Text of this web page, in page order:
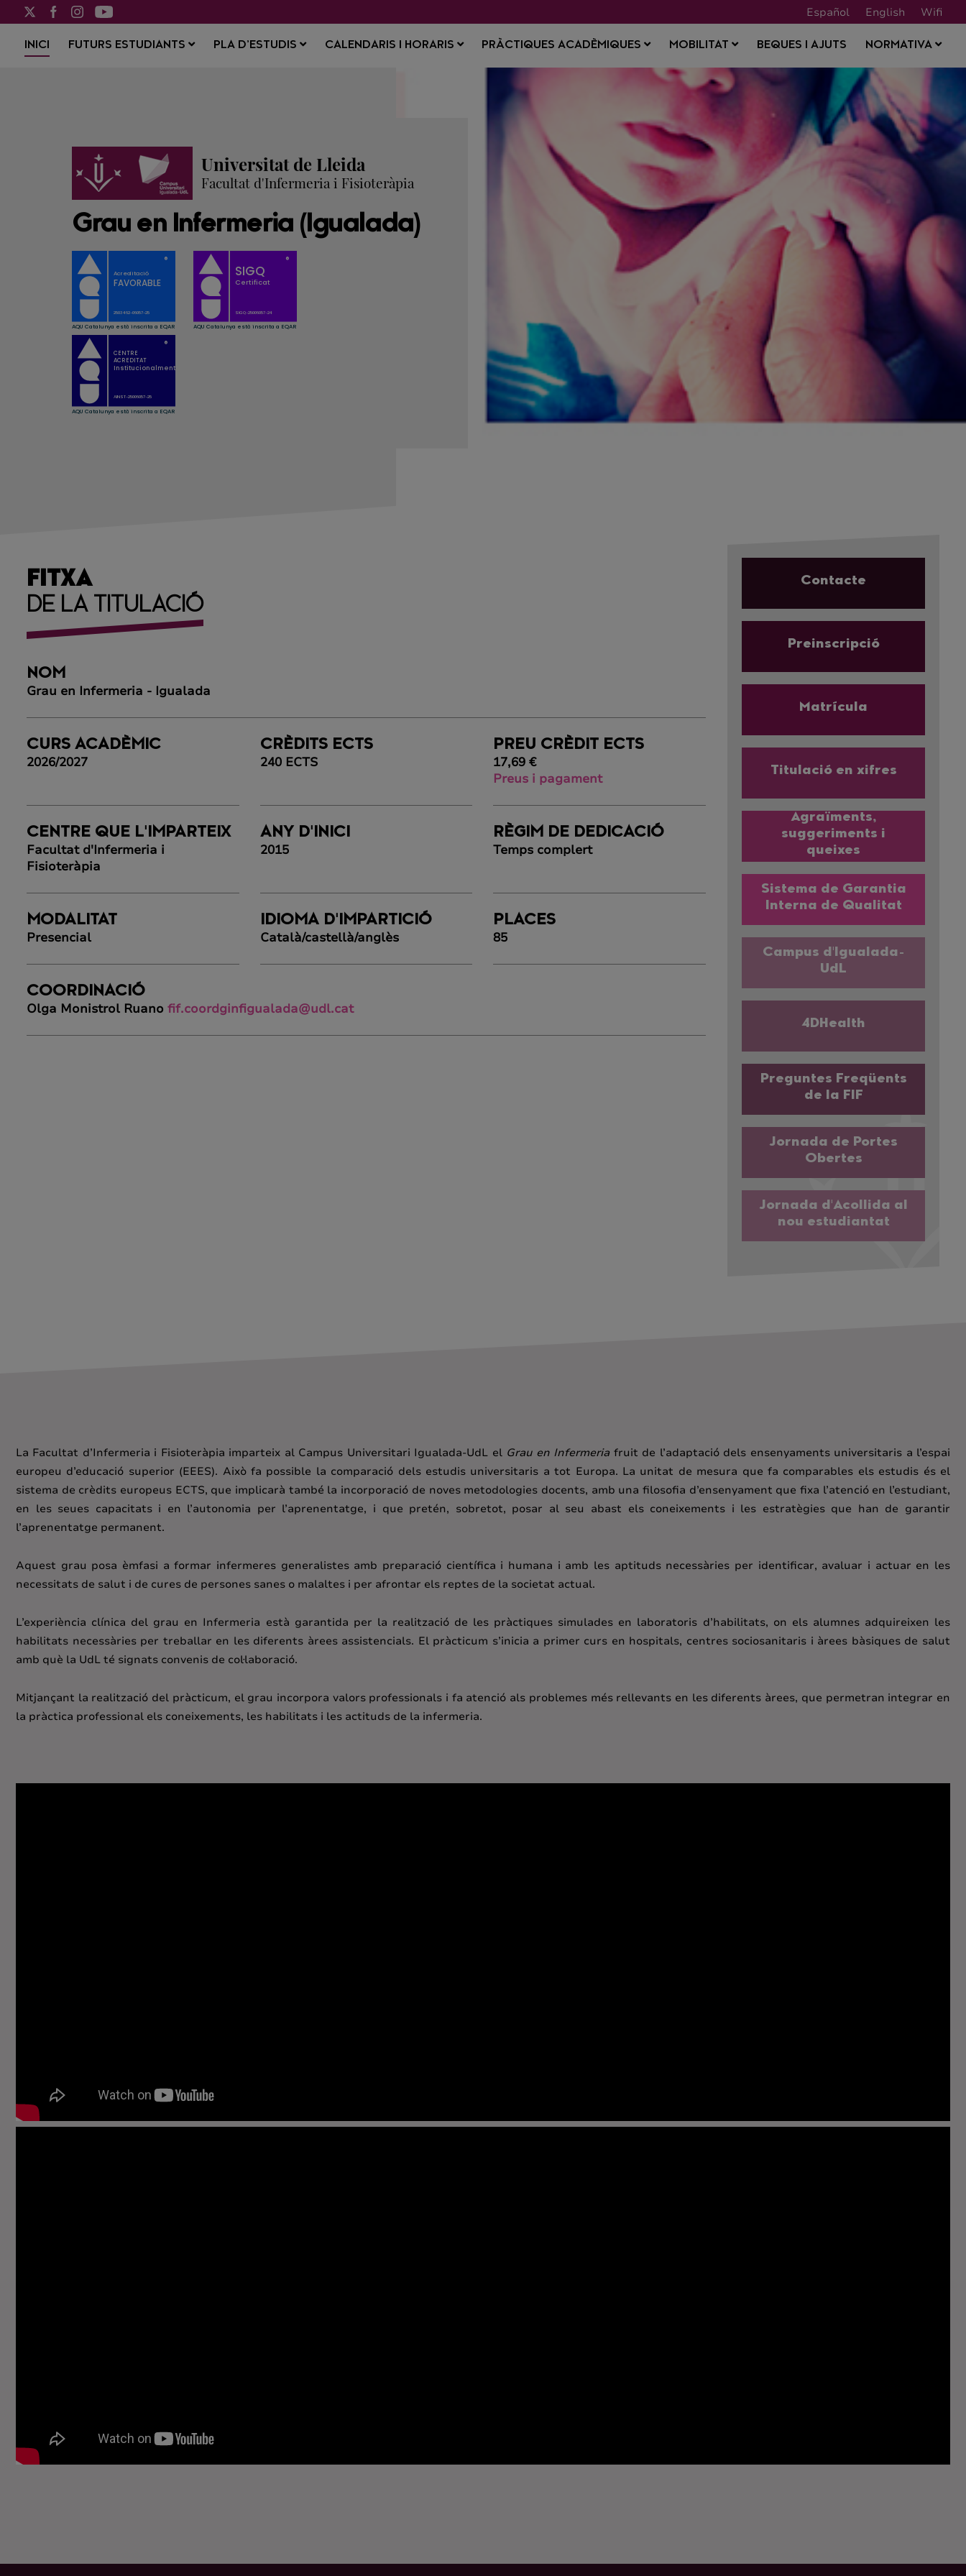
Español English Wifi
INICI FUTURS ESTUDIANTS PLA D’ESTUDIS CALENDARIS I HORARIS PRÀCTIQUES ACADÈMIQUES MOBILITAT BEQUES I AJUTS NORMATIVA
Universitat de Lleida
Facultat d'Infermeria i Fisioteràpia
Grau en Infermeria (Igualada)
FITXA
DE LA TITULACIÓ
NOM
Grau en Infermeria - Igualada
CURS ACADÈMIC
2026/2027
CRÈDITS ECTS
240 ECTS
PREU CRÈDIT ECTS
17,69 €
Preus i pagament
CENTRE QUE L'IMPARTEIX
Facultat d'Infermeria i
Fisioteràpia
ANY D'INICI
2015
RÈGIM DE DEDICACIÓ
Temps complert
MODALITAT
Presencial
IDIOMA D'IMPARTICIÓ
Català/castellà/anglès
PLACES
85
COORDINACIÓ
Olga Monistrol Ruanofif.coordginfigualada@udl.cat
Contacte
Preinscripció
Matrícula
Titulació en xifres
Agraïments,
suggeriments i
queixes
Sistema de Garantia
Interna de Qualitat
Campus d'Igualada-
UdL
4DHealth
Preguntes Freqüents
de la FIF
Jornada de Portes
Obertes
Jornada d'Acollida al
nou estudiantat
La Facultat d’Infermeria i Fisioteràpia imparteix al Campus Universitari Igualada-UdL el Grau en Infermeria fruit de l’adaptació dels ensenyaments universitaris a l’espai
europeu d’educació superior (EEES). Això fa possible la comparació dels estudis universitaris a tot Europa. La unitat de mesura que fa comparables els estudis és el
sistema de crèdits europeus ECTS, que implicarà també la incorporació de noves metodologies docents, amb una filosofia d’ensenyament que fixa l’atenció en l’estudiant,
en les seues capacitats i en l’autonomia per l’aprenentatge, i que pretén, sobretot, posar al seu abast els coneixements i les estratègies que han de garantir
l’aprenentatge permanent.
Aquest grau posa èmfasi a formar infermeres generalistes amb preparació científica i humana i amb les aptituds necessàries per identificar, avaluar i actuar en les
necessitats de salut i de cures de persones sanes o malaltes i per afrontar els reptes de la societat actual.
L’experiència clínica del grau en Infermeria està garantida per la realització de les pràctiques simulades en laboratoris d’habilitats, on els alumnes adquireixen les
habilitats necessàries per treballar en les diferents àrees assistencials. El pràcticum s’inicia a primer curs en hospitals, centres sociosanitaris i àrees bàsiques de salut
amb què la UdL té signats convenis de col·laboració.
Mitjançant la realització del pràcticum, el grau incorpora valors professionals i fa atenció als problemes més rellevants en les diferents àrees, que permetran integrar en
la pràctica professional els coneixements, les habilitats i les actituds de la infermeria.